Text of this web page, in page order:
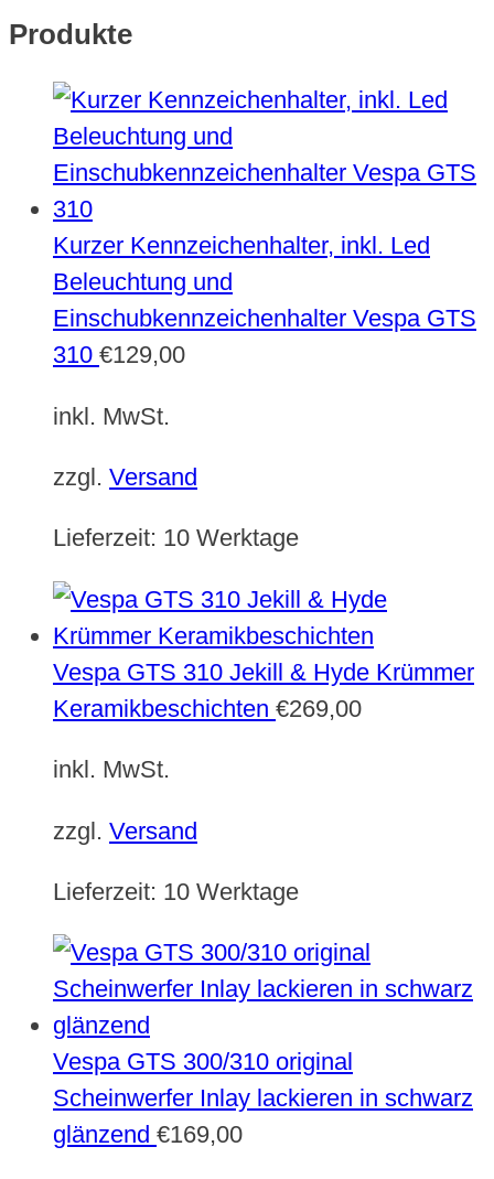
Produkte
Kurzer Kennzeichenhalter, inkl. Led
Beleuchtung und
Einschubkennzeichenhalter Vespa GTS
310 €129,00
inkl. MwSt.
zzgl. Versand
Lieferzeit: 10 Werktage
Vespa GTS 310 Jekill & Hyde Krümmer
Keramikbeschichten €269,00
inkl. MwSt.
zzgl. Versand
Lieferzeit: 10 Werktage
Vespa GTS 300/310 original
Scheinwerfer Inlay lackieren in schwarz
glänzend €169,00